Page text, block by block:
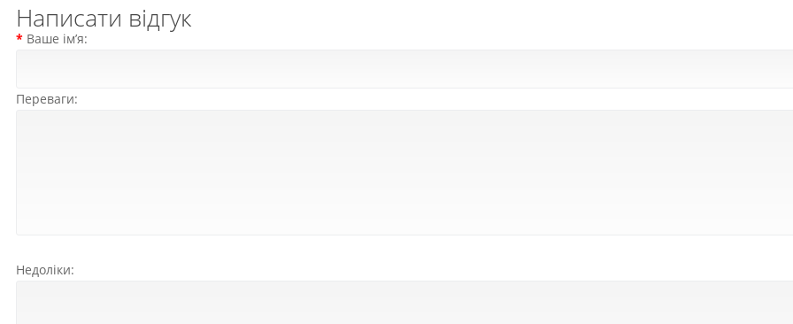
Написати відгук
Ваше ім’я:
Переваги:
Недоліки: